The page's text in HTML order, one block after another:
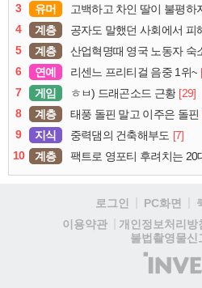
3
유머 고백하고 차인 딸이 불평하
4
계층 공자도 말했던 사회에서 피
5
계층 산업혁명때 영국 노동자 숙
6
연예 리센느 프리티걸 음중 1위~
7
게임 ㅎㅂ) 드래곤소드 근황 [29]
8
계층 태풍 돌핀 말고 이주은 돌핀
9
지식 중력댐의 건축해부도 [7]
10
계층 팩트로 영포티 후려치는 20
로그인 PC화면
이용약관
개인정보처리방
불법촬영물신
(주)
인